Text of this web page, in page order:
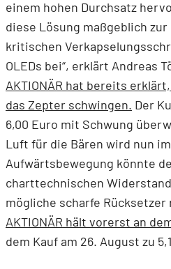
einem hohen Durchsatz
diese Lösung maßgeblich
kritischen
OLEDs bei“, erklärt Andreas
AKTIONÄR hat bereits
das Zepter schwingen. Der
6,00 Euro mit Schwung
Luft für die Bären wird nun
Aufwärtsbewegung könnte
charttechnischen
mögliche scharfe
AKTIONÄR hält vorerst an
dem Kauf am 26. August zu